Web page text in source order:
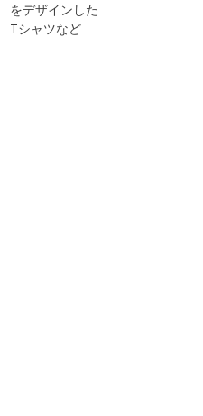
をデザインした
Tシャツなど